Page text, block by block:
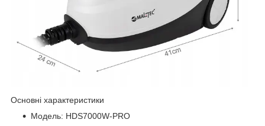
Основні характеристики
Модель: HDS7000W-PRO